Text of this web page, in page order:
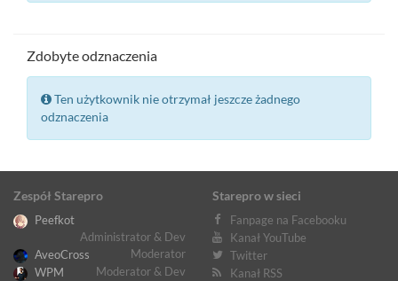
Zdobyte odznaczenia
Ten użytkownik nie otrzymał jeszcze żadnego
odznaczenia
Zespół Starepro
Peefkot
Administrator & Dev
AveoCross
Moderator
WPM
Moderator & Dev
Starepro w sieci
Fanpage na Facebooku
Kanał YouTube
Twitter
Kanał RSS